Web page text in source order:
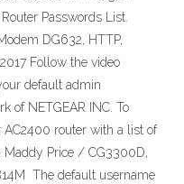
Passwords List.
DG632, HTTP,
Follow the video
default admin
of NETGEAR INC. To
router with a list of
Maddy Price / CG3300D,
The default username